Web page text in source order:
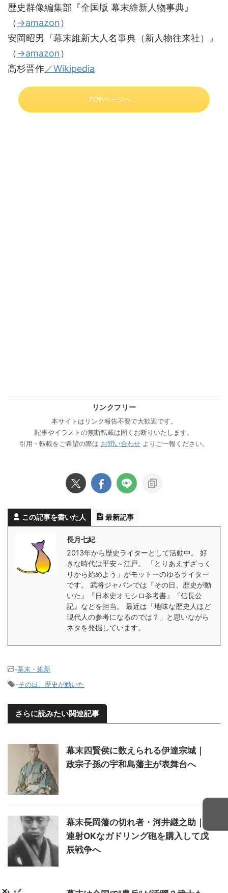
歴史群像編集部『全国版 幕末維新人物事典』
（ →amazon）
安岡昭男『幕末維新大人名事典（新人物往来社）』
（ →amazon）
高杉晋作／Wikipedia
TOPページへ
リンクフリー
本サイトはリンク報告不要で大歓迎です。
記事やイラストの無断転載は固くお断りいたします。
引用・転載をご希望の際は お問い合わせ よりご一報ください。
この記事を書いた人 最新記事
長月七紀
2013年から歴史ライターとして活動中。 好
きな時代は平安～江戸。 「とりあえずざっく
りから始めよう」がモットーのゆるライター
です。 武将ジャパンでは『その日、歴史が動
いた』『日本史オモシロ参考書』『信長公
記』などを担当。 最近は「地味な歴史人ほど
現代人の参考になるのでは？」と思いながら
ネタを発掘しています。
-幕末・維新
-その日、歴史が動いた
さらに読みたい関連記事
幕末四賢侯に数えられる伊達宗城｜
政宗子孫の宇和島藩主が表舞台へ
幕末長岡藩の切れ者・河井継之助｜
連射OKなガドリング砲を購入して戊
辰戦争へ